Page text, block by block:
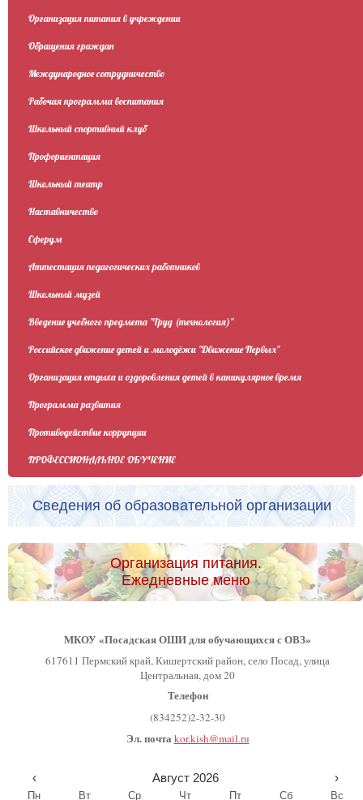
Организация питания в учреждении
Обращения граждан
Международное сотрудничество
Рабочая программа воспитания
Школьный спортивный клуб
Профориентация
Школьный театр
Наставничество
Сферум
Аттестация педагогических работников
Школьный музей
Введение учебного предмета "Труд (технология)"
Российское движение детей и молодёжи "Движение Первых"
Организация отдыха и оздоровления детей в каникулярное время
Программа развития
Противодействие коррупции
ПРОФЕССИОНАЛЬНОЕ ОБУЧЕНИЕ
Сведения об образовательной организации
Организация питания.
Ежедневные меню
МКОУ «Посадская ОШИ для обучающихся с ОВЗ»
617611 Пермский край, Кишертский район, село Посад, улица
Центральная, дом 20
Телефон
(834252)2-32-30
Эл. почта kor.kish@mail.ru
‹ Август 2026 ›
Пн Вт Ср Чт Пт Сб Вс